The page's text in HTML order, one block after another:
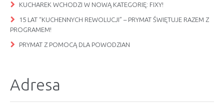
KUCHAREK WCHODZI W NOWĄ KATEGORIĘ: FIXY!
15 LAT “KUCHENNYCH REWOLUCJI” – PRYMAT ŚWIĘTUJE RAZEM Z
PROGRAMEM!
PRYMAT Z POMOCĄ DLA POWODZIAN
Adresa